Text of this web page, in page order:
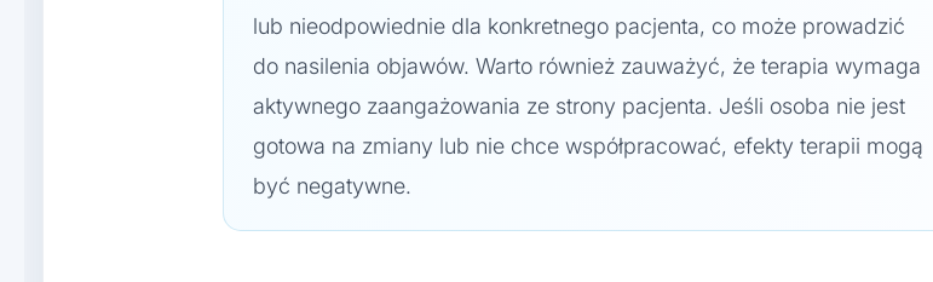
lub nieodpowiednie dla konkretnego pacjenta, co może prowadzić
do nasilenia objawów. Warto również zauważyć, że terapia wymaga
aktywnego zaangażowania ze strony pacjenta. Jeśli osoba nie jest
gotowa na zmiany lub nie chce współpracować, efekty terapii mogą
być negatywne.